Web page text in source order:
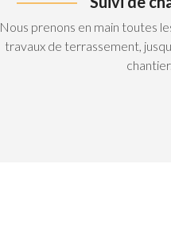
Nous prenons en main toutes
travaux de terrassement,
chantier.